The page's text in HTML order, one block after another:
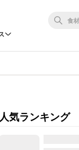
人気ランキング